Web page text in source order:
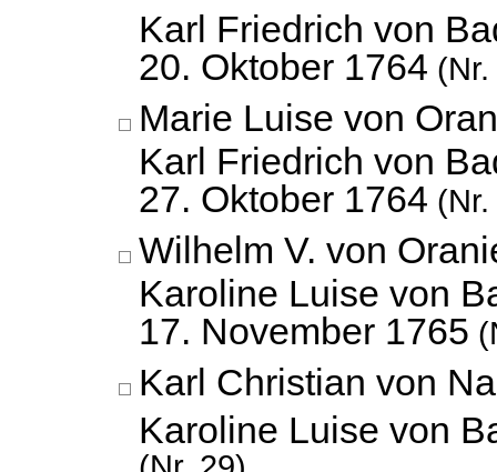
Karl Friedrich von
20. Oktober 1764
Marie Luise von
Karl Friedrich von
27. Oktober 1764
Wilhelm V. von
Karoline Luise von
17. November 1765
Karl Christian von
Karoline Luise von